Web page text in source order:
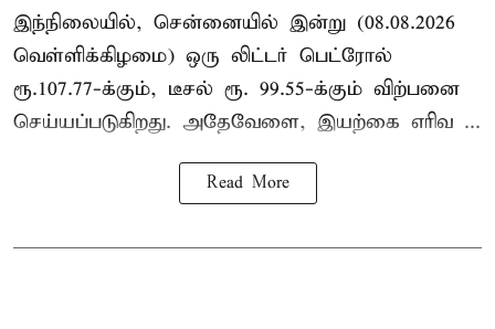
இந்நிலையில், சென்னையில் இன்று (08.08.2026
வெள்ளிக்கிழமை) ஒரு லிட்டர் பெட்ரோல்
ரூ.107.77-க்கும், டீசல் ரூ. 99.55-க்கும் விற்பனை
செய்யப்படுகிறது. அதேவேளை, இயற்கை எரிவ ...
Read More